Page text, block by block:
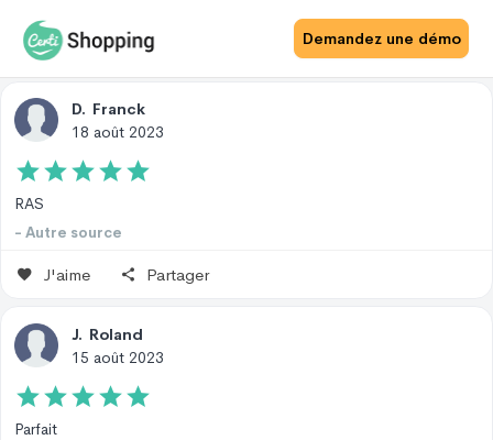
Demandez une démo
Avis Produit
D. Franck
18 août 2023
RAS
- Autre source
J'aime Partager
J. Roland
15 août 2023
Parfait